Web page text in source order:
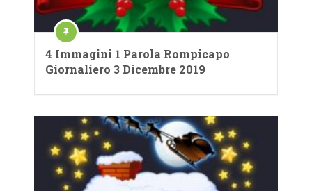
4 Immagini 1 Parola Rompicapo
Giornaliero 3 Dicembre 2019